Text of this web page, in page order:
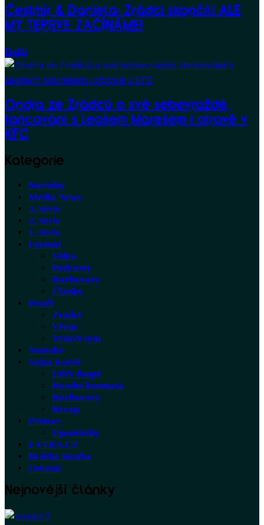
Čestmír & Daniela: Zrádci skončili ALE
MY TEPRVE ZAČÍNÁME!
Další
Ondra ze Zrádců o své sebevraždě,
tancování s Leošem Marešem i otravě v
KFC
Kategorie
Novinky
Média News
3. Série
2. Série
1. Série
Formát
Videa
Podcasty
Rozhovory
Články
Hráči
Zrádci
Věrní
Tvůrčí tým
Youtube
Vojta Kotek
Liščí doupě
Hradní komnata
Rozhovory
Recap
Prima+
Upoutávky
EXTRA.CZ
Brdská Houba
Ostatní
Nejnovější články